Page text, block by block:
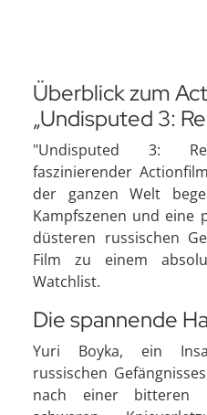
Überblick zum
„Undisputed 3:
"Undisputed 3:
faszinierender
der ganzen Welt
Kampfszenen und eine
düsteren russischen
Film zu einem
Watchlist.
Die spannende
Yuri Boyka, ein
russischen
nach einer bitteren